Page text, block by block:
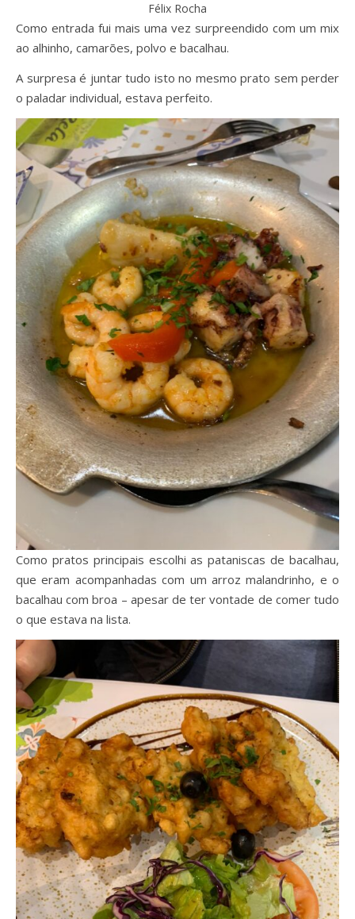
Félix Rocha
Como entrada fui mais uma vez surpreendido com um mix
ao alhinho, camarões, polvo e bacalhau.
A surpresa é juntar tudo isto no mesmo prato sem perder
o paladar individual, estava perfeito.
Como pratos principais escolhi as pataniscas de bacalhau,
que eram acompanhadas com um arroz malandrinho, e o
bacalhau com broa – apesar de ter vontade de comer tudo
o que estava na lista.